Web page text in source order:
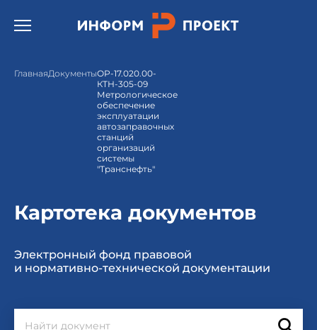
Открыть бургер меню.
ГлавнаяДокументыОР-17.020.00-
КТН-305-09
Метрологическое
обеспечение
эксплуатации
автозаправочных
станций
организаций
системы
"Транснефть"
Картотека документов
Электронный фонд правовой
и нормативно-технической документации